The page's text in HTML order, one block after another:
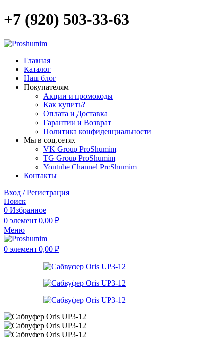
+7 (920) 503-33-63
Главная
Каталог
Наш блог
Покупателям
Акции и промокоды
Как купить?
Оплата и Доставка
Гарантии и Возврат
Политика конфиденциальности
Мы в соц.сетях
VK Group ProShumim
TG Group ProShumim
Youtube Channel ProShumim
Контакты
Вход / Регистрация
Поиск
0 Избранное
0 элемент 0,00 ₽
Меню
0 элемент 0,00 ₽